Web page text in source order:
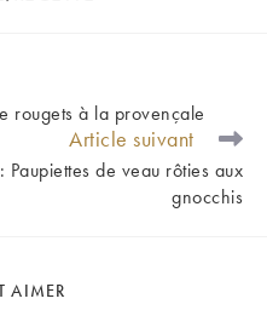
rougets à la provençale
Article suivant
Paupiettes de veau rôties aux
gnocchis
AIMER